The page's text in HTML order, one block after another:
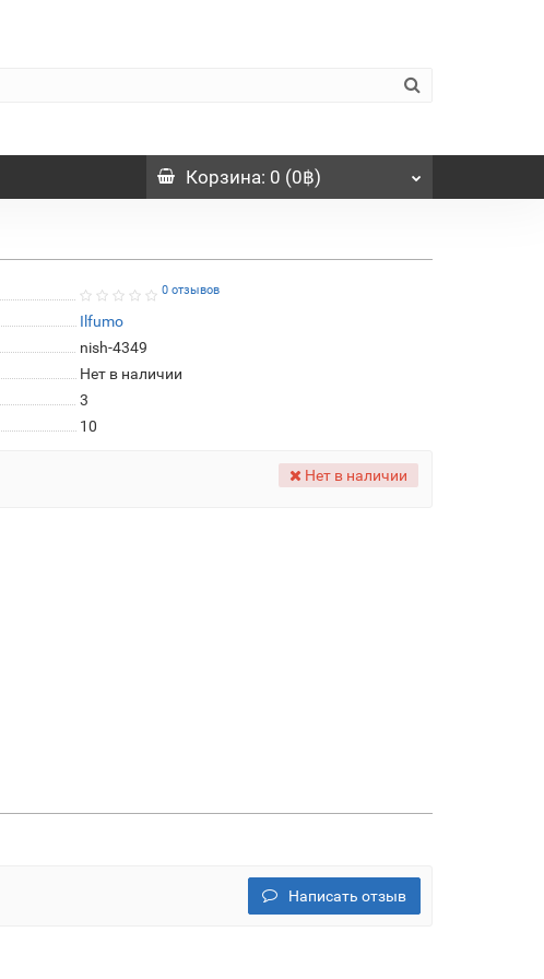
Корзина: 0 (0฿)
0 отзывов
Ilfumo
nish-4349
Нет в наличии
3
10
Нет в наличии
Написать отзыв